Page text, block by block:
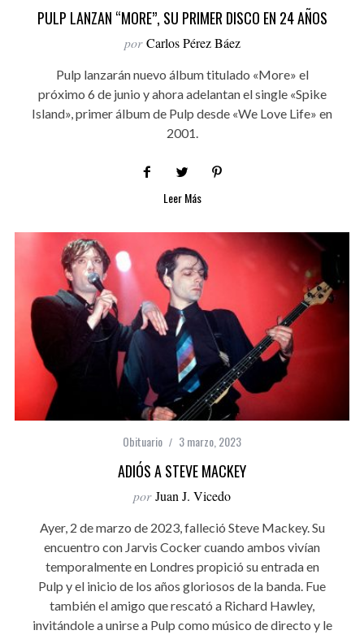
PULP LANZAN “MORE”, SU PRIMER DISCO EN 24 AÑOS
por Carlos Pérez Báez
Pulp lanzarán nuevo álbum titulado «More» el
próximo 6 de junio y ahora adelantan el single «Spike
Island», primer álbum de Pulp desde «We Love Life» en
2001.
Leer Más
Obituario 3 marzo, 2023
ADIÓS A STEVE MACKEY
por Juan J. Vicedo
Ayer, 2 de marzo de 2023, falleció Steve Mackey. Su
encuentro con Jarvis Cocker cuando ambos vivían
temporalmente en Londres propició su entrada en
Pulp y el inicio de los años gloriosos de la banda. Fue
también el amigo que rescató a Richard Hawley,
invitándole a unirse a Pulp como músico de directo y le